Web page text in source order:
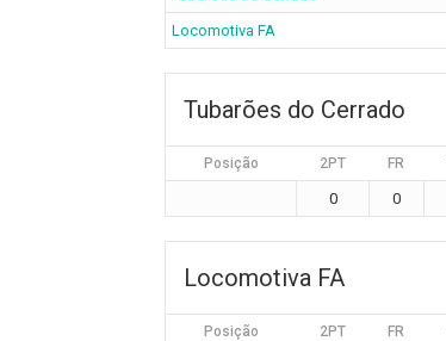
Locomotiva FA
Tubarões do Cerrado
Posição 2PT FR
0 0
Locomotiva FA
Posição 2PT FR